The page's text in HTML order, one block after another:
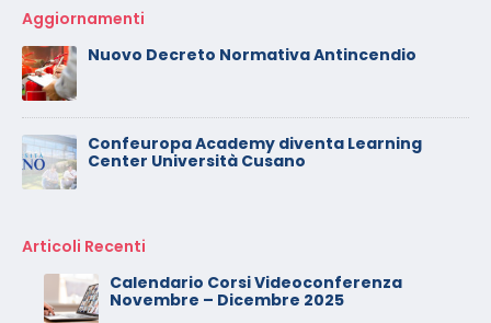
Aggiornamenti
Nuovo Decreto Normativa Antincendio
Confeuropa Academy diventa Learning
Center Università Cusano
Articoli Recenti
Calendario Corsi Videoconferenza
Novembre – Dicembre 2025